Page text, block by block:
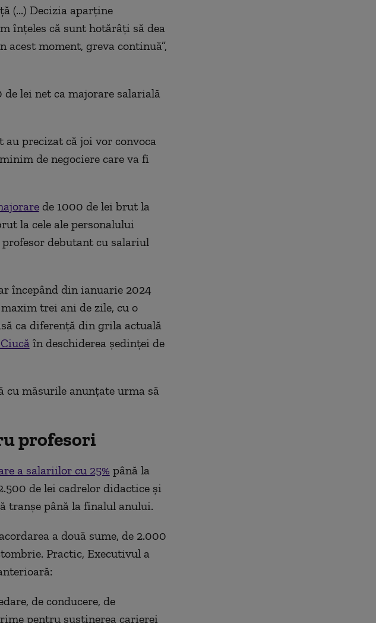
(...) Decizia aparţine
înţeles că sunt hotărâţi să dea
acest moment, greva continuă”,
lei net ca majorare salarială
precizat că joi vor convoca
de negociere care va fi
de 1000 de lei brut la
la cele ale personalului
debutant cu salariul
începând din ianuarie 2024
trei ani de zile, cu o
ca diferență din grila actuală
în deschiderea ședinței de
cu măsurile anunțate urma să
profesori
a salariilor cu 25% până la
de lei cadrelor didactice și
tranșe până la finalul anului.
a două sume, de 2.000
Practic, Executivul a
de conducere, de
pentru susținerea carierei